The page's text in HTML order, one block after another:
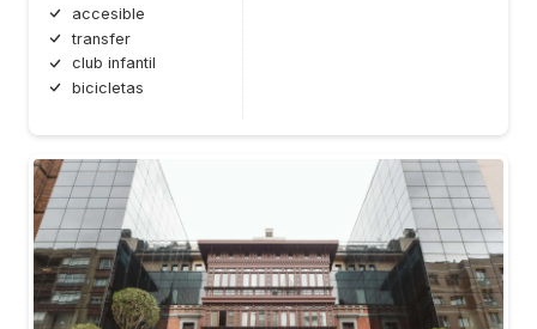
accesible
transfer
club infantil
bicicletas